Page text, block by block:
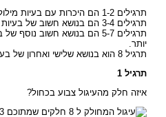
תרגילים 1-2 הם היכרות עם בעיות מילוליות ושברים.
תרגילים 3-4 הם בנושא חשוב של בעיות שברים. תרגיל 4 קשה קצת יותר.
יותר.
תרגיל 8 הוא בנושא שלישי ואחרון של בעיות שברים.
תרגיל 1
איזה חלק מהעיגול צבוע בכחול?